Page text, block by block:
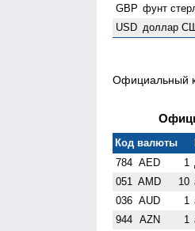
GBP фунт
USD доллар
Официальный
Код валюты
784 AED 1
051 AMD 10
036 AUD 1
944 AZN 1